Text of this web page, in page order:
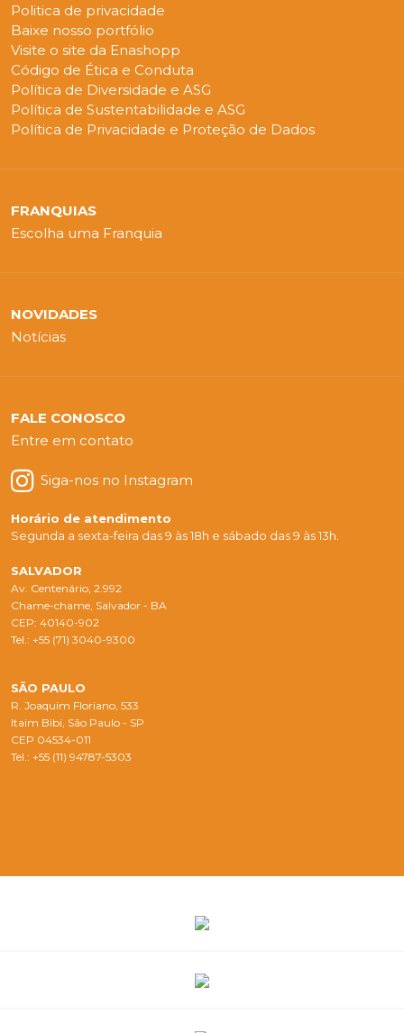
Politica de privacidade
Baixe nosso portfólio
Visite o site da Enashopp
Código de Ética e Conduta
Política de Diversidade e ASG
Política de Sustentabilidade e ASG
Política de Privacidade e Proteção de Dados
FRANQUIAS
Escolha uma Franquia
NOVIDADES
Notícias
FALE CONOSCO
Entre em contato
Siga-nos no Instagram
Horário de atendimento
Segunda a sexta-feira das 9 às 18h e sábado das 9 às 13h.
SALVADOR
Av. Centenário, 2.992
Chame-chame, Salvador - BA
CEP: 40140-902
Tel.: +55 (71) 3040-9300
SÃO PAULO
R. Joaquim Floriano, 533
Itaim Bibi, São Paulo - SP
CEP 04534-011
Tel.: +55 (11) 94787-5303